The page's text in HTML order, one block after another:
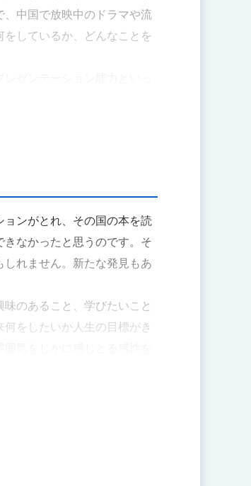
中国で放映中のドラマや流
しているか、どんなことを
ションを紹介し、スマート
語学学習にトライしていま
ンがとれ、その国の本を読
なかったと思うのです。そ
れません。新たな発見もあ
のあること、学びたいこと
をしたいか人生の目標がき
界に発信できるようになっ